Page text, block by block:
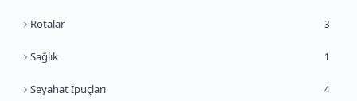
Rotalar 3
Sağlık 1
Seyahat İpuçları 4